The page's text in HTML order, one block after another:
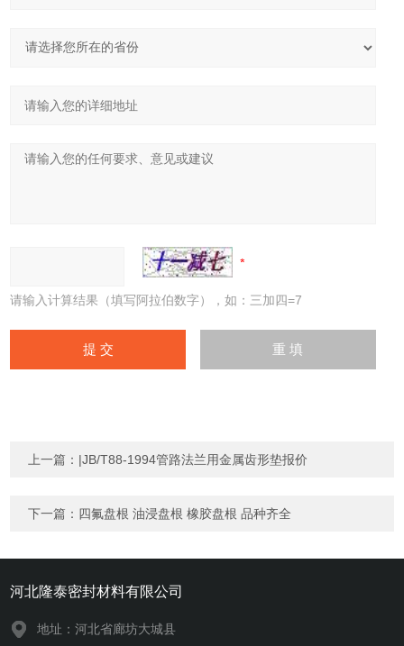
请输入计算结果（填写阿拉伯数字），如：三加四=7
上一篇： |JB/T88-1994管路法兰用金属齿形垫报价
下一篇： 四氟盘根 油浸盘根 橡胶盘根 品种齐全
河北隆泰密封材料有限公司
地址：河北省廊坊大城县